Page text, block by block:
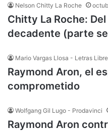
Nelson Chitty La Roche
Chitty La Roche:
decadente (parte
Mario Vargas Llosa - Letras
Raymond Aron, el
comprometido
Wolfgang Gil Lugo - Prodavinci
Raymond Aron